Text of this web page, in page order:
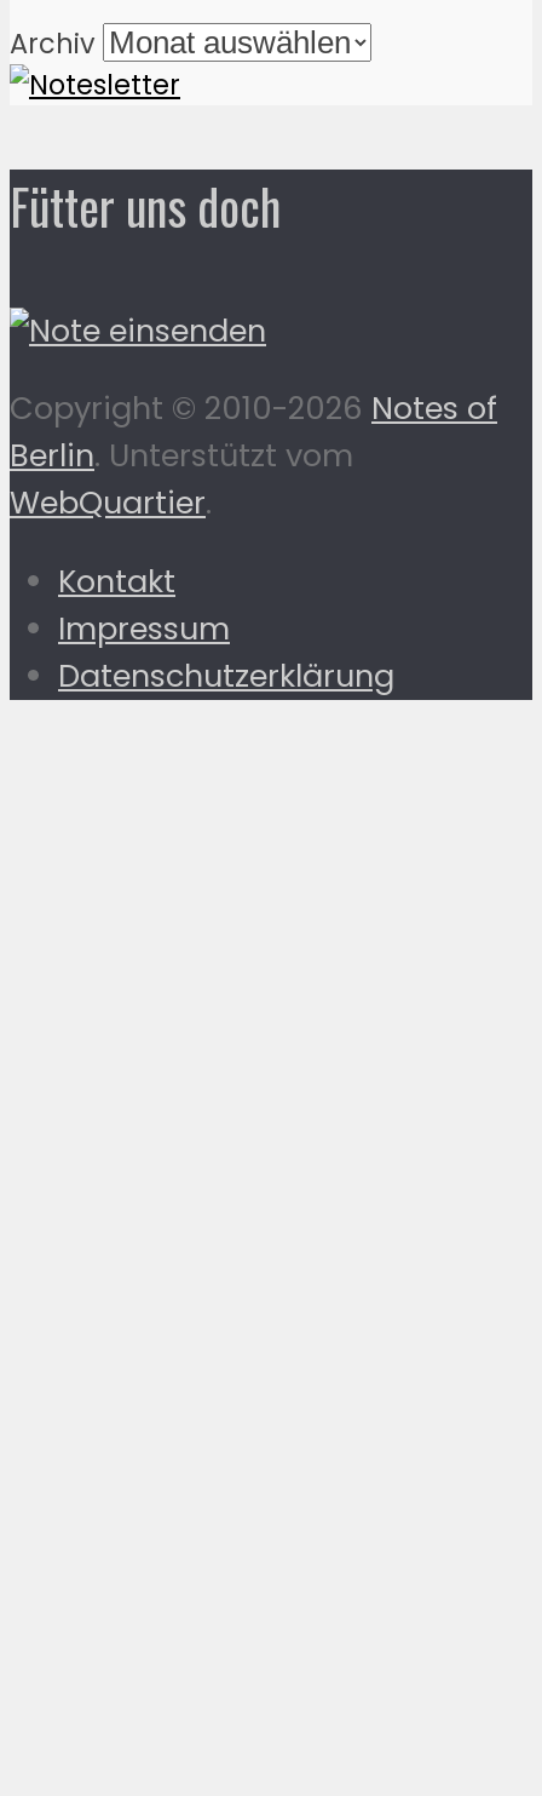
Archiv
Fütter uns doch
Copyright © 2010-2026 Notes of
Berlin. Unterstützt vom
WebQuartier.
Kontakt
Impressum
Datenschutzerklärung